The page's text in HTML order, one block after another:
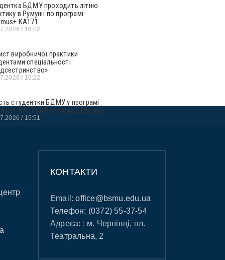
БДМУ проходить літню
в Румунії по програмі
KA171
16:02
виробничої практики
спеціальності
16:22
студентки БДМУ у програмі
KA171 в Республіці Австрія
15:51
КОНТАКТИ
Email:office@bsmu.edu.ua
Телефон: (0372) 55-37-54
Адреса: : м. Чернівці, пл.
Театральна, 2